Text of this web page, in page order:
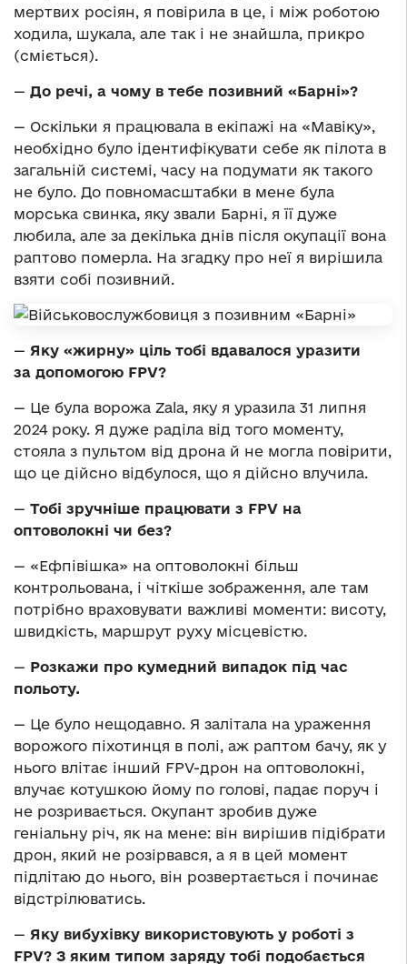
мертвих росіян, я повірила в це, і між роботою
ходила, шукала, але так і не знайшла, прикро
(сміється).
— До речі, а чому в тебе позивний «Барні»?
— Оскільки я працювала в екіпажі на «Мавіку»,
необхідно було ідентифікувати себе як пілота в
загальній системі, часу на подумати як такого
не було. До повномасштабки в мене була
морська свинка, яку звали Барні, я її дуже
любила, але за декілька днів після окупації вона
раптово померла. На згадку про неї я вирішила
взяти собі позивний.
— Яку «жирну» ціль тобі вдавалося уразити
за допомогою FPV?
— Це була ворожа Zala, яку я уразила 31 липня
2024 року. Я дуже раділа від того моменту,
стояла з пультом від дрона й не могла повірити,
що це дійсно відбулося, що я дійсно влучила.
— Тобі зручніше працювати з FPV на
оптоволокні чи без?
— «Ефпівішка» на оптоволокні більш
контрольована, і чіткіше зображення, але там
потрібно враховувати важливі моменти: висоту,
швидкість, маршрут руху місцевістю.
— Розкажи про кумедний випадок під час
польоту.
— Це було нещодавно. Я залітала на ураження
ворожого піхотинця в полі, аж раптом бачу, як у
нього влітає інший FPV-дрон на оптоволокні,
влучає котушкою йому по голові, падає поруч і
не розривається. Окупант зробив дуже
геніальну річ, як на мене: він вирішив підібрати
дрон, який не розірвався, а я в цей момент
підлітаю до нього, він розвертається і починає
відстрілюватись.
— Яку вибухівку використовують у роботі з
FPV? З яким типом заряду тобі подобається